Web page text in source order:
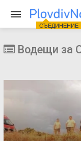
СЪЕДИНЕНИЕ
Водещи за